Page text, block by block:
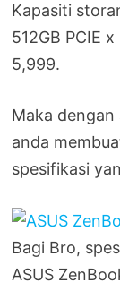
Kapasiti
512GB PCIE
5,999.
Maka
anda
spesifikasi
Bagi Bro,
ASUS